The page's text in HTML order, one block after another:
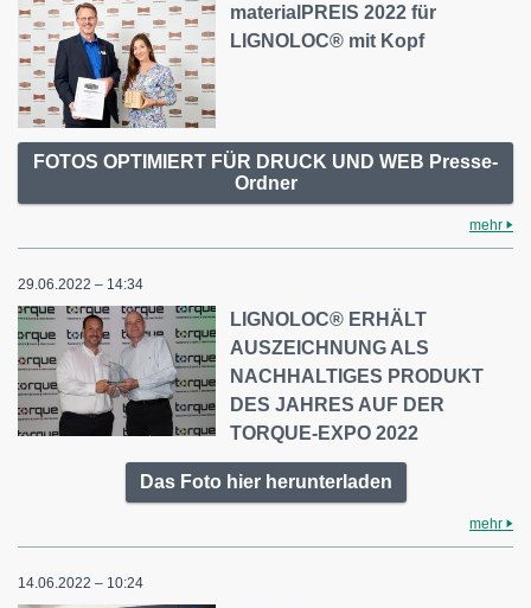
materialPREIS 2022 für
LIGNOLOC® mit Kopf
FOTOS OPTIMIERT FÜR DRUCK UND WEB Presse-
Ordner
mehr
29.06.2022 – 14:34
LIGNOLOC® ERHÄLT
AUSZEICHNUNG ALS
NACHHALTIGES PRODUKT
DES JAHRES AUF DER
TORQUE-EXPO 2022
Das Foto hier herunterladen
mehr
14.06.2022 – 10:24